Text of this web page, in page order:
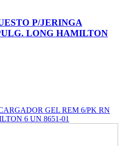
P/JERINGA
LONG HAMILTON